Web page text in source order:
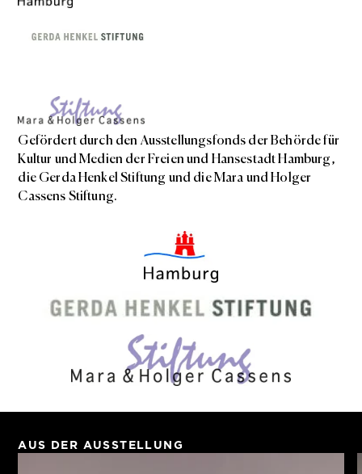
Gefördert durch den Ausstellungsfonds der Behörde für
Kultur und Medien der Freien und Hansestadt Hamburg,
die Gerda Henkel Stiftung und die Mara und Holger
Cassens Stiftung.
AUS DER AUSSTELLUNG